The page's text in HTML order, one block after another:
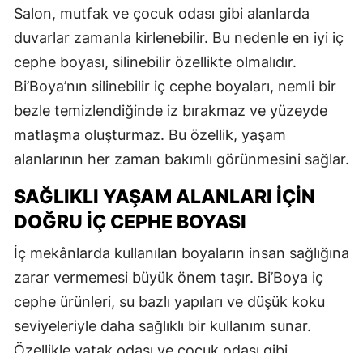
Salon, mutfak ve çocuk odası gibi alanlarda
duvarlar zamanla kirlenebilir. Bu nedenle en iyi iç
cephe boyası, silinebilir özellikte olmalıdır.
Bi’Boya’nın silinebilir iç cephe boyaları, nemli bir
bezle temizlendiğinde iz bırakmaz ve yüzeyde
matlaşma oluşturmaz. Bu özellik, yaşam
alanlarının her zaman bakımlı görünmesini sağlar.
SAĞLIKLI YAŞAM ALANLARI İÇIN
DOĞRU İÇ CEPHE BOYASI
İç mekânlarda kullanılan boyaların insan sağlığına
zarar vermemesi büyük önem taşır. Bi’Boya iç
cephe ürünleri, su bazlı yapıları ve düşük koku
seviyeleriyle daha sağlıklı bir kullanım sunar.